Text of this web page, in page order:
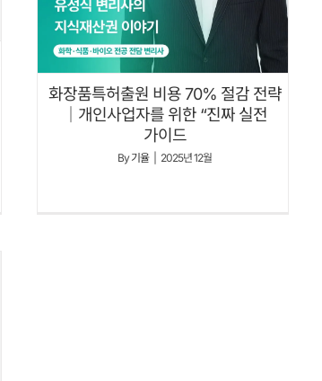
화장품특허출원 비용 70% 절감 전략
｜개인사업자를 위한 “진짜 실전
가이드
By기율 2025년 12월